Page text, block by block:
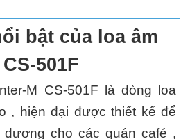
bật của loa âm
501F
M CS-501F là dòng loa
, hiện đại được thiết kế để
dương cho các quán café ,